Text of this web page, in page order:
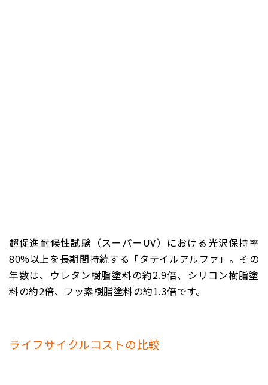
超促進耐候性試験（スーパーUV）における光沢保持率
80%以上を長期間持続する「タテイルアルファ」。その
年数は、ウレタン樹脂塗料の約2.9倍、シリコン樹脂塗
料の約2倍、フッ素樹脂塗料の約1.3倍です。
ライフサイクルコストの比較